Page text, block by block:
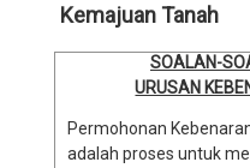
Kemajuan Tanah
SOALAN-
URUSAN
Permohonan
adalah proses untuk